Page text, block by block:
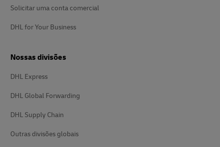
Solicitar uma conta comercial
DHL for Your Business
Nossas divisões
DHL Express
DHL Global Forwarding
DHL Supply Chain
Outras divisões globais